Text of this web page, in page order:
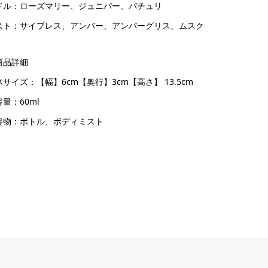
ル：ローズマリー、ジュニパー、パチュリ
ト：サイプレス、アンバー、アンバーグリス、ムスク
詳細
サイズ：【幅】6cm【奥行】3cm【高さ】 13.5cm
量：60ml
物：ボトル、ボディミスト